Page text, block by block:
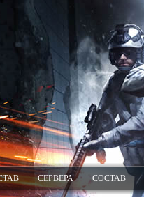
СЕРВЕРА СОСТАВ